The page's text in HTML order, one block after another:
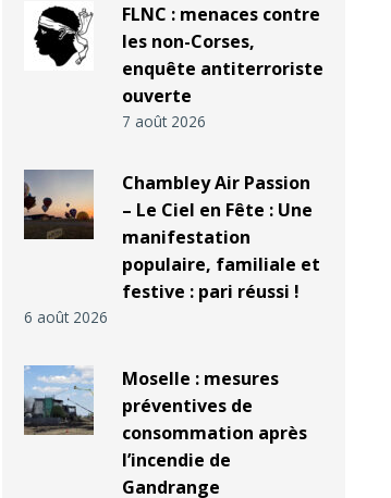
FLNC : menaces contre
les non-Corses,
enquête antiterroriste
ouverte
7 août 2026
Chambley Air Passion
– Le Ciel en Fête : Une
manifestation
populaire, familiale et
festive : pari réussi !
6 août 2026
Moselle : mesures
préventives de
consommation après
l’incendie de
Gandrange